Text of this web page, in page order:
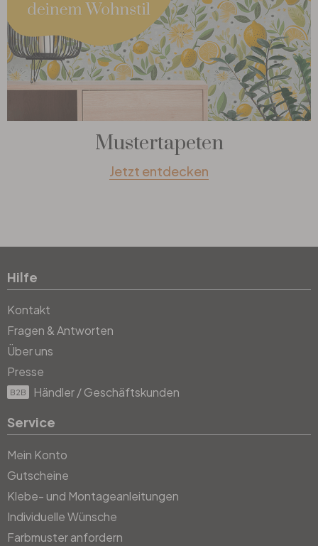
Mustertapeten
Jetzt entdecken
Hilfe
Kontakt
Fragen & Antworten
Über uns
Presse
B2B Händler / Geschäftskunden
Service
Mein Konto
Gutscheine
Klebe- und Montageanleitungen
Individuelle Wünsche
Farbmuster anfordern